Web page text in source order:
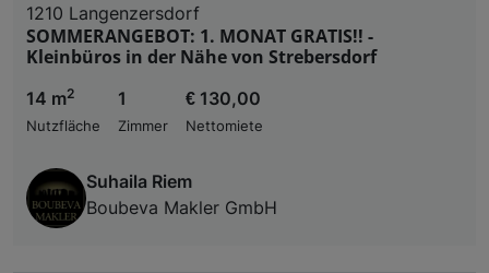
1210 Langenzersdorf
SOMMERANGEBOT: 1. MONAT GRATIS!! -
Kleinbüros in der Nähe von Strebersdorf
14 m2
Nutzfläche
1
Zimmer
€ 130,00
Nettomiete
Suhaila Riem
Boubeva Makler GmbH